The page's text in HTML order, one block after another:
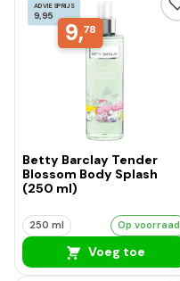
ADVIESPRIJS
9,95
9,78
Betty Barclay Tender
Blossom Body Splash
(250 ml)
250 ml Op voorraad
Voeg toe